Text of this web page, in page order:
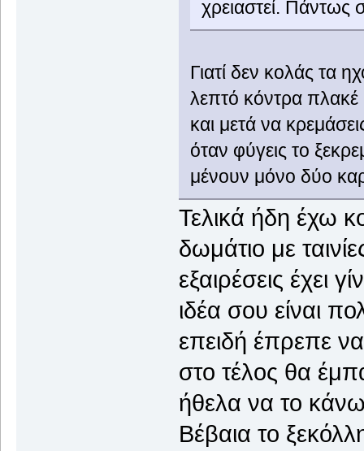
χρειαστεί. Πάντως
Γιατί δεν κολάς τα
λεπτό κόντρα πλακέ
και μετά να
όταν φύγεις το
μένουν μόνο δύο
Τελικά ήδη έχω
δωμάτιο με
εξαιρέσεις έχει
ιδέα σου είναι
επειδή έπρεπε
στο τέλος θα
ήθελα να το κάνω
Βέβαια το